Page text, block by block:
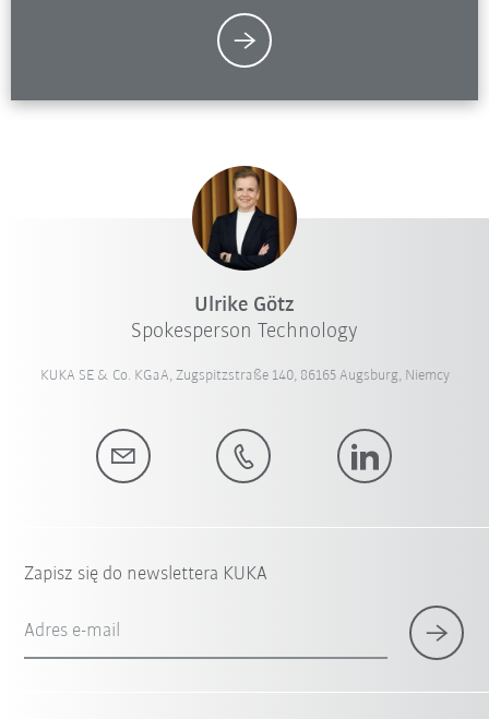
Ulrike Götz
Spokesperson Technology
KUKA SE & Co. KGaA, Zugspitzstraße 140, 86165 Augsburg, Niemcy
Zapisz się do newslettera KUKA
Adres e-mail